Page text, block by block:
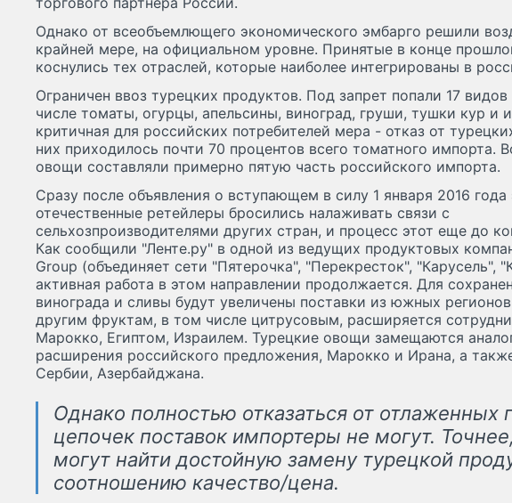
Однако от всеобъемлющего экономического эмбарго решили
крайней мере, на официальном уровне. Принятые в конце
коснулись тех отраслей, которые наиболее интегрированы в
Ограничен ввоз турецких продуктов. Под запрет попали 17
числе томаты, огурцы, апельсины, виноград, груши, тушки кур и
критичная для российских потребителей мера - отказ от
них приходилось почти 70 процентов всего томатного импорта.
овощи составляли примерно пятую часть российского импорта.
Сразу после объявления о вступающем в силу 1 января 2016 года
отечественные ретейлеры бросились налаживать связи с
сельхозпроизводителями других стран, и процесс этот еще до
Как сообщили "Ленте.ру" в одной из ведущих продуктовых
Group (объединяет сети "Пятерочка", "Перекресток", "Карусель",
активная работа в этом направлении продолжается. Для
винограда и сливы будут увеличены поставки из южных
другим фруктам, в том числе цитрусовым, расширяется
Марокко, Египтом, Израилем. Турецкие овощи замещаются
расширения российского предложения, Марокко и Ирана, а
Сербии, Азербайджана.
Однако полностью отказаться от отлаженных
цепочек поставок импортеры не могут.
могут найти достойную замену турецкой
соотношению качество/цена.